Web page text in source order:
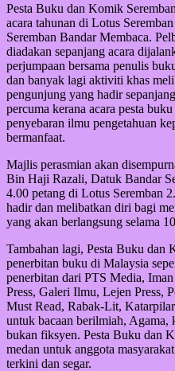
Pesta Buku dan Komik
acara tahunan di Lotus
Seremban Bandar Membaca.
diadakan sepanjang acara
perjumpaan bersama penulis
dan banyak lagi aktiviti khas
pengunjung yang hadir
percuma kerana acara pesta
penyebaran ilmu pengetahuan
bermanfaat.
Majlis perasmian akan
Bin Haji Razali, Datuk Bandar
4.00 petang di Lotus Seremban
hadir dan melibatkan diri bagi
yang akan berlangsung selama
Tambahan lagi, Pesta Buku dan
penerbitan buku di Malaysia
penerbitan dari PTS Media,
Press, Galeri Ilmu, Lejen Press,
Must Read, Rabak-Lit,
untuk bacaan berilmiah, Agama,
bukan fiksyen. Pesta Buku dan
medan untuk anggota
terkini dan segar.